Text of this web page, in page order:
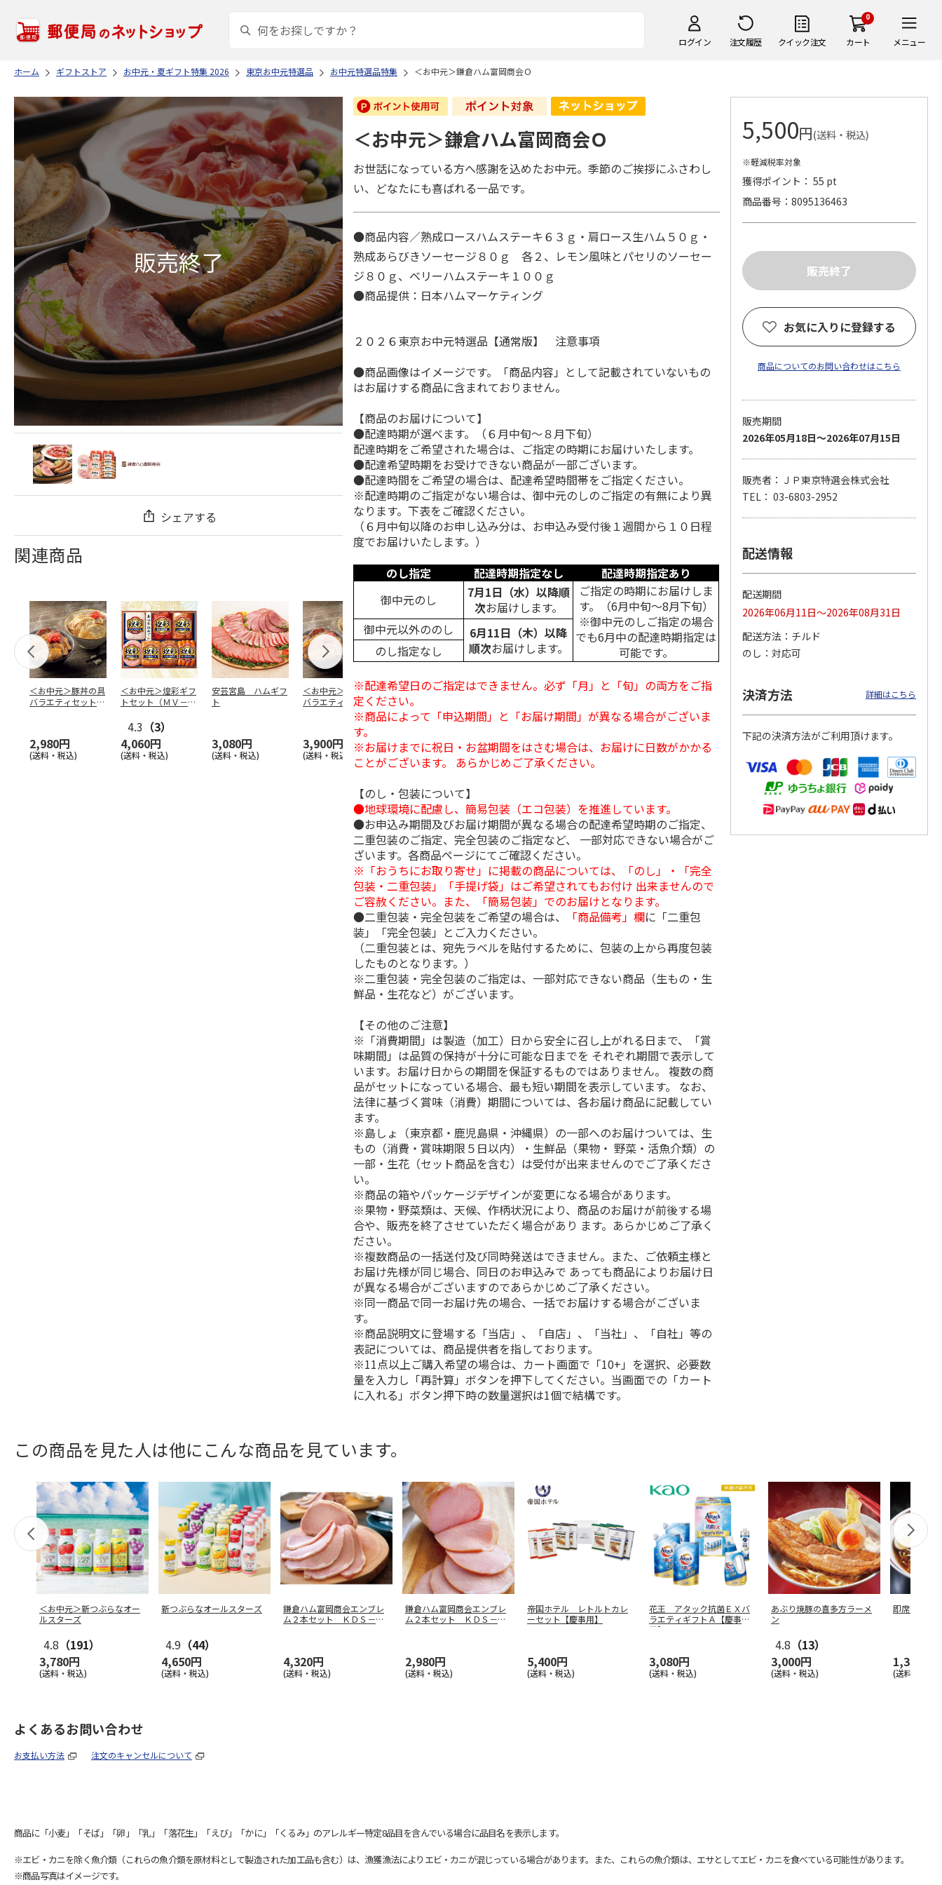
ログイン 注文履歴 クイック注文
0
カート メニュー
ホーム ギフトストア お中元・夏ギフト特集 2026 東京お中元特選品 お中元特選品特集 ＜お中元＞鎌倉ハム富岡商会Ｏ
シェアする
関連商品
＜お中元＞豚丼の具
バラエティセット
2,980円
(送料・税込)
＜お中元＞煌彩ギフ
トセット（ＭＶ－５
4.3 （3）
4,060円
(送料・税込)
安芸宮島 ハムギフ
ト
3,080円
(送料・税込)
＜お中元＞豚丼の具
バラエティセット
3,900円
(送料・税込)
＜お中元＞【冷凍】
６種類のお肉ソムリ
エアソートＢＯＸ
5,980円
(送料・税込)
＜お中元＞やまがた
０ｇ×６
5.0 （1）
3,780円
(送料・税込)
＜お中元＞やまがた
０ｇ×５
3,240円
(送料・税込)
＜お中元＞＜帯広
の具３種セット
4,980円
(送料・税込)
＜お中元＞モクモ
ク 原形ベーコンと
ソーセージセット
3,240円
【冷凍】北海道直送
北海道帯広の繁盛
店 豚丼6食セット
3,980円
(送料別・税込)
＜お中元＞鎌倉ハム富岡商会Ｏ
お世話になっている方へ感謝を込めたお中元。季節のご挨拶にふさわし
い、どなたにも喜ばれる一品です。
●商品内容／熟成ロースハムステーキ６３ｇ・肩ロース生ハム５０ｇ・
熟成あらびきソーセージ８０ｇ 各２、レモン風味とパセリのソーセー
ジ８０ｇ、ベリーハムステーキ１００ｇ
●商品提供：日本ハムマーケティング
２０２６東京お中元特選品【通常版】 注意事項
●商品画像はイメージです。「商品内容」として記載されていないもの
はお届けする商品に含まれておりません。
【商品のお届けについて】
●配達時期が選べます。（６月中旬～８月下旬）
配達時期をご希望された場合は、ご指定の時期にお届けいたします。
●配達希望時期をお受けできない商品が一部ございます。
●配達時間をご希望の場合は、配達希望時間帯をご指定ください。
※配達時期のご指定がない場合は、御中元のしのご指定の有無により異
なります。下表をご確認ください。
（６月中旬以降のお申し込み分は、お申込み受付後１週間から１０日程
度でお届けいたします。）
のし指定
配達時期指定なし
配達時期指定あり
御中元のし
7月1日（水）以降順
次お届けします。
ご指定の時期にお届けしま
す。（6月中旬～8月下旬）
※御中元のしご指定の場合
でも6月中の配達時期指定は
可能です。
御中元以外ののし
6月11日（木）以降
順次お届けします。
のし指定なし
※配達希望日のご指定はできません。必ず「月」と「旬」の両方をご指
定ください。
※商品によって「申込期間」と「お届け期間」が異なる場合がございま
す。
※お届けまでに祝日・お盆期間をはさむ場合は、お届けに日数がかかる
ことがございます。 あらかじめご了承ください。
【のし・包装について】
●地球環境に配慮し、簡易包装（エコ包装）を推進しています。
●お申込み期間及びお届け期間が異なる場合の配達希望時期のご指定、
二重包装のご指定、完全包装のご指定など、 一部対応できない場合がご
ざいます。各商品ページにてご確認ください。
※「おうちにお取り寄せ」に掲載の商品については、「のし」・「完全
包装・二重包装」「手提げ袋」はご希望されてもお付け 出来ませんので
ご容赦ください。また、「簡易包装」でのお届けとなります。
●二重包装・完全包装をご希望の場合は、
「商品備考」欄に「二重包
装」「完全包装」とご入力ください。
（二重包装とは、宛先ラベルを貼付するために、包装の上から再度包装
したものとなります。）
※二重包装・完全包装のご指定は、一部対応できない商品（生もの・生
鮮品・生花など）がございます。
【その他のご注意】
※「消費期間」は製造（加工）日から安全に召し上がれる日まで、「賞
味期間」は品質の保持が十分に可能な日までを それぞれ期間で表示して
います。お届け日からの期間を保証するものではありません。 複数の商
品がセットになっている場合、最も短い期間を表示しています。 なお、
法律に基づく賞味（消費）期間については、各お届け商品に記載してい
ます。
※島しょ（東京都・鹿児島県・沖縄県）の一部へのお届けついては、生
もの（消費・賞味期限５日以内）・生鮮品（果物・ 野菜・活魚介類）の
一部・生花（セット商品を含む）は受付が出来ませんのでご了承くださ
い。
※商品の箱やパッケージデザインが変更になる場合があります。
※果物・野菜類は、天候、作柄状況により、商品のお届けが前後する場
合や、販売を終了させていただく場合があり ます。あらかじめご了承く
ださい。
※複数商品の一括送付及び同時発送はできません。また、ご依頼主様と
お届け先様が同じ場合、同日のお申込みで あっても商品によりお届け日
が異なる場合がございますのであらかじめご了承ください。
※同一商品で同一お届け先の場合、一括でお届けする場合がございま
す。
※商品説明文に登場する「当店」、「自店」、「当社」、「自社」等の
表記については、商品提供者を指しております。
※11点以上ご購入希望の場合は、カート画面で「10+」を選択、必要数
量を入力し「再計算」ボタンを押下してください。当画面での「カート
に入れる」ボタン押下時の数量選択は1個で結構です。
5,500円(送料・税込)
※軽減税率対象
獲得ポイント： 55 pt
商品番号
8095136463
お気に入りに登録する
商品についてのお問い合わせはこちら
販売期間
2026年05月18日～2026年07月15日
販売者：ＪＰ東京特選会株式会社
TEL： 03-6803-2952
配送情報
配送期間
2026年06月11日～2026年08月31日
配送方法
チルド
のし
対応可
決済方法 詳細はこちら
下記の決済方法がご利用頂けます。
この商品を見た人は他にこんな商品を見ています。
＜お中元＞新つぶらなオー
ルスターズ
4.8 （191）
3,780円
(送料・税込)
新つぶらなオールスターズ
4.9 （44）
4,650円
(送料・税込)
鎌倉ハム富岡商会エンブレ
ム２本セット ＫＤＳ－５
4,320円
(送料・税込)
鎌倉ハム富岡商会エンブレ
ム２本セット ＫＤＳ－４
2,980円
(送料・税込)
帝国ホテル レトルトカレ
ーセット【慶事用】
5,400円
(送料・税込)
花王 アタック抗菌ＥＸバ
ラエティギフトＡ【慶事
用】
3,080円
(送料・税込)
あぶり焼豚の喜多方ラーメ
ン
4.8 （13）
3,000円
(送料・税込)
即席中華
1,300円
(送料・税込)
よくあるお問い合わせ
お支払い方法 注文のキャンセルについて
商品に「小麦」「そば」「卵」「乳」「落花生」「えび」「かに」「くるみ」のアレルギー特定8品目を含んでいる場合に品目名を表示します。
※エビ・カニを除く魚介類（これらの魚介類を原材料として製造された加工品も含む）は、漁獲漁法によりエビ・カニが混じっている場合があります。また、これらの魚介類は、エサとしてエビ・カニを食べている可能性があります。
※商品写真はイメージです。